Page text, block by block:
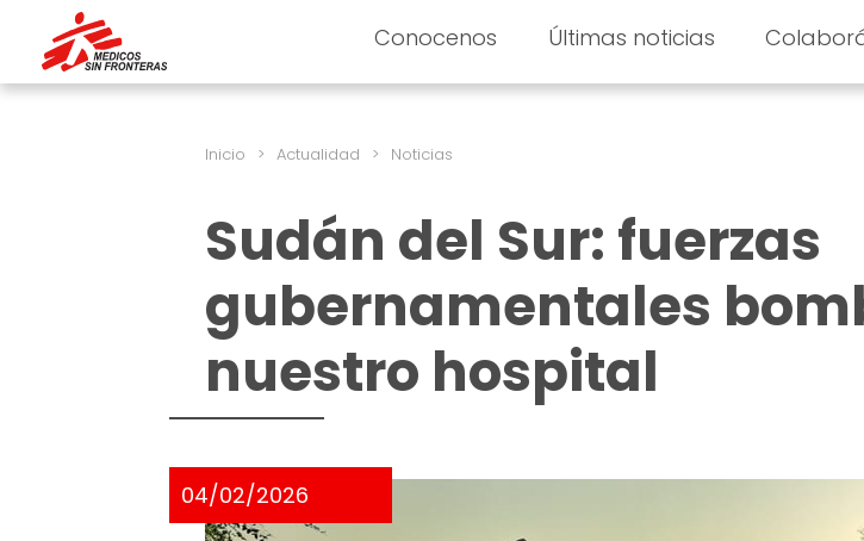
Conocenos Últimas noticias
Inicio > Actualidad > Noticias
Sudán del Sur: fuerzas
gubernamentales
nuestro hospital
04/02/2026